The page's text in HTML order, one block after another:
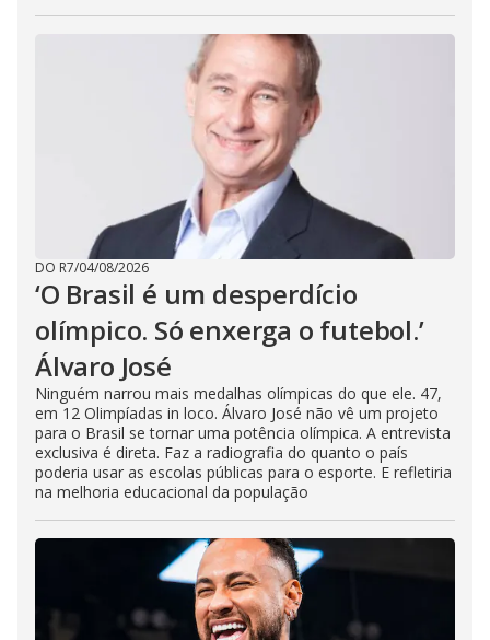
DO R7/04/08/2026
‘O Brasil é um desperdício
olímpico. Só enxerga o futebol.’
Álvaro José
Ninguém narrou mais medalhas olímpicas do que ele. 47,
em 12 Olimpíadas in loco. Álvaro José não vê um projeto
para o Brasil se tornar uma potência olímpica. A entrevista
exclusiva é direta. Faz a radiografia do quanto o país
poderia usar as escolas públicas para o esporte. E refletiria
na melhoria educacional da população